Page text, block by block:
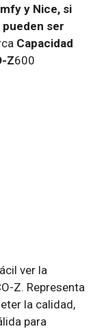
y Nice, si
ser
Capacidad
Z600
ver la
Z. Representa
la calidad,
para